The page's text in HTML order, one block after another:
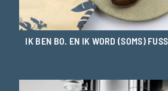
IK BEN BO. EN IK WORD (SOMS)